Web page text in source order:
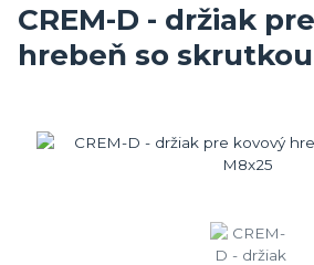
CREM-D - držiak
hrebeň so